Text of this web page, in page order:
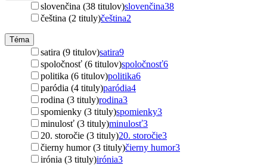
slovenčina (38 titulov)slovenčina38
čeština (2 tituly)čeština2
Téma
satira (9 titulov)satira9
spoločnosť (6 titulov)spoločnosť6
politika (6 titulov)politika6
paródia (4 tituly)paródia4
rodina (3 tituly)rodina3
spomienky (3 tituly)spomienky3
minulosť (3 tituly)minulosť3
20. storočie (3 tituly)20. storočie3
čierny humor (3 tituly)čierny humor3
irónia (3 tituly)irónia3